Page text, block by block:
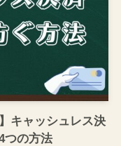
キャッシュレス決
つの方法